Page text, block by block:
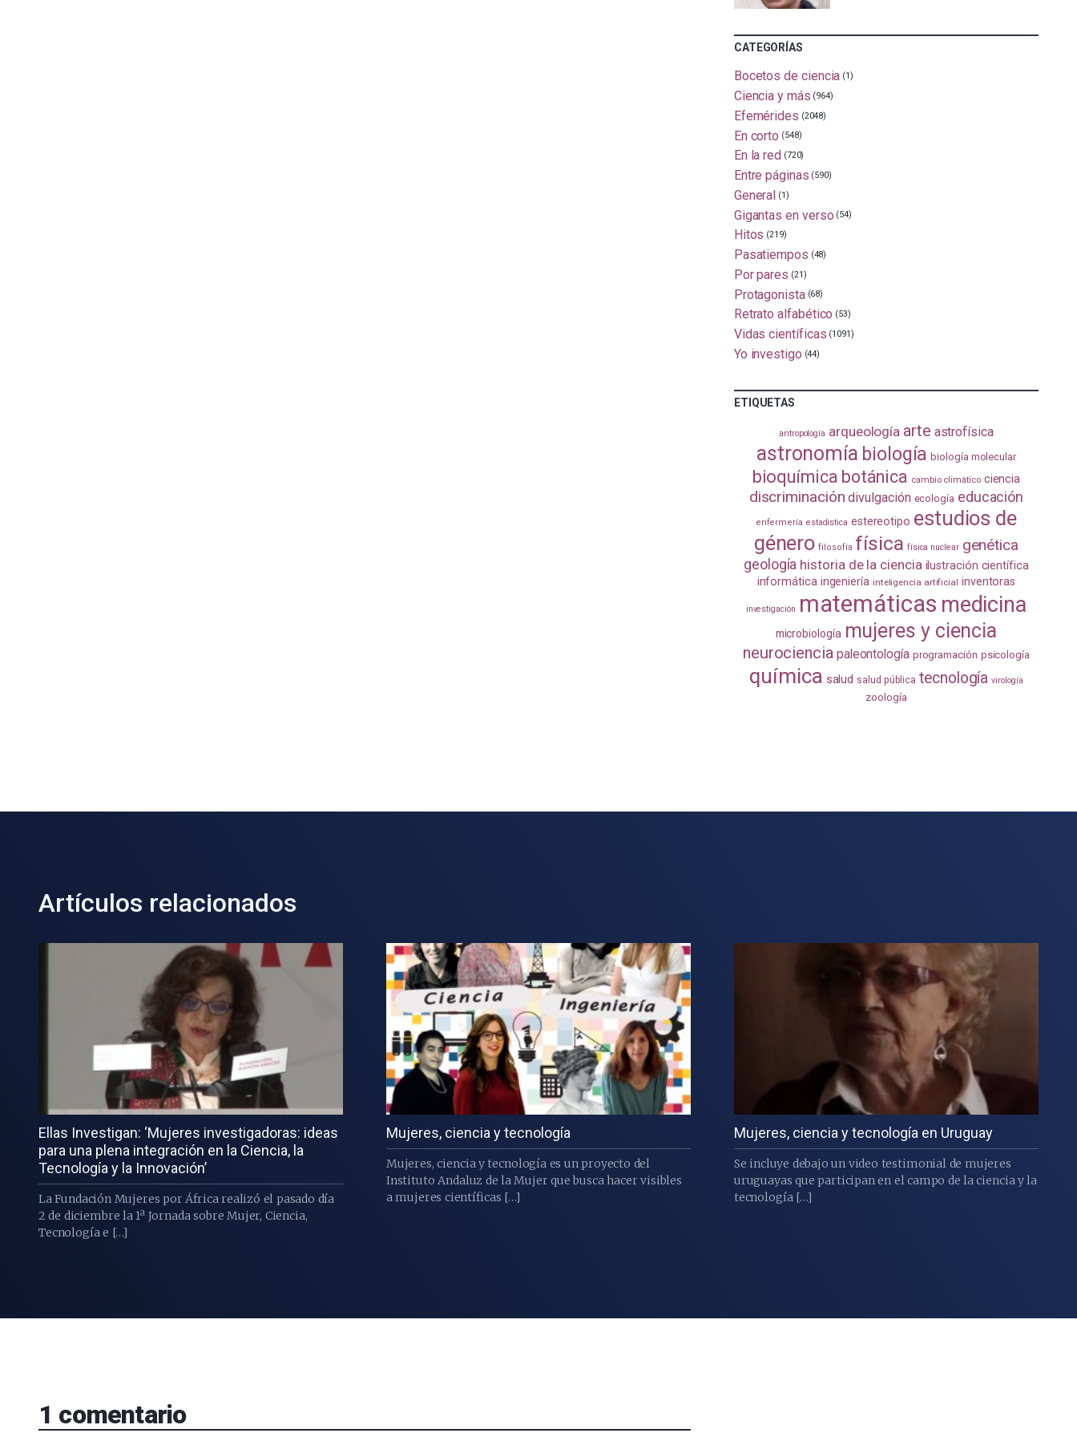
CATEGORÍAS
Bocetos de ciencia (1)
Ciencia y más (964)
Efemérides (2048)
En corto (548)
En la red (720)
Entre páginas (590)
General (1)
Gigantas en verso (54)
Hitos (219)
Pasatiempos (48)
Por pares (21)
Protagonista (68)
Retrato alfabético (53)
Vidas científicas (1091)
Yo investigo (44)
ETIQUETAS
antropología arqueología arte astrofísica
astronomía biología biología molecular
bioquímica botánica cambio climático ciencia
discriminación divulgación ecología educación
enfermería estadistica estereotipo estudios de
género filosofía física física nuclear genética
geología historia de la ciencia ilustración científica
informática ingeniería inteligencia artificial inventoras
investigación matemáticas medicina
microbiología mujeres y ciencia
neurociencia paleontología programación psicología
química salud salud pública tecnología virología
zoología
Artículos relacionados
Ellas Investigan: ‘Mujeres investigadoras: ideas
para una plena integración en la Ciencia, la
Tecnología y la Innovación’
La Fundación Mujeres por África realizó el pasado día
2 de diciembre la 1ª Jornada sobre Mujer, Ciencia,
Tecnología e […]
Mujeres, ciencia y tecnología
Mujeres, ciencia y tecnología es un proyecto del
Instituto Andaluz de la Mujer que busca hacer visibles
a mujeres científicas […]
Mujeres, ciencia y tecnología en Uruguay
Se incluye debajo un video testimonial de mujeres
uruguayas que participan en el campo de la ciencia y la
tecnología […]
1 comentario